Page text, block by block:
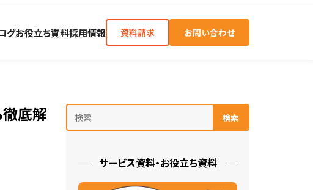
グお役立ち資料採用情報 資料請求 お問い合わせ
底解
検索
サービス資料・お役立ち資料